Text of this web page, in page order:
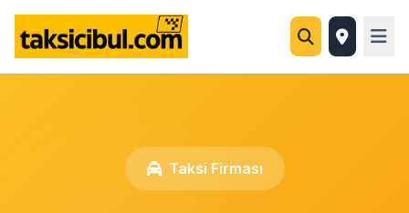
Taksi Firması